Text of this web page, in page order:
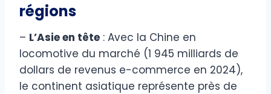
régions
– L’Asie en tête : Avec la Chine en
locomotive du marché (1 945 milliards de
dollars de revenus e-commerce en 2024),
le continent asiatique représente près de